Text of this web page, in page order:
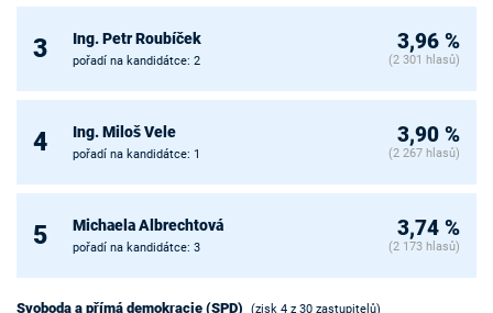
3 Ing. Petr Roubíček
pořadí na kandidátce: 2
3,96 %
(2 301 hlasů)
4 Ing. Miloš Vele
pořadí na kandidátce: 1
3,90 %
(2 267 hlasů)
5 Michaela Albrechtová
pořadí na kandidátce: 3
3,74 %
(2 173 hlasů)
Svoboda a přímá demokracie (SPD) (zisk 4 z 30 zastupitelů)